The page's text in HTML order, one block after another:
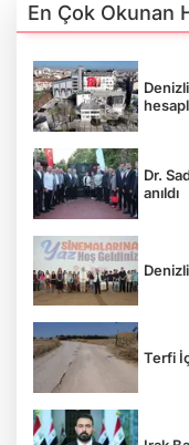
En Çok Okunan
Dr.
anıldı
Terfi